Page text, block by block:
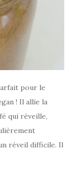
pour le
! Il allie la
qui réveille,
réveil difficile. Il